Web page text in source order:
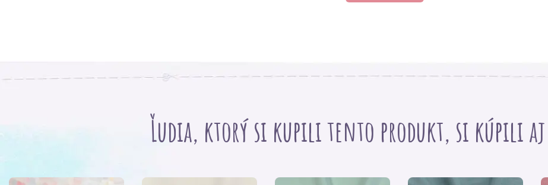
Ľudia, ktorý si kupili tento produkt, si kúpili